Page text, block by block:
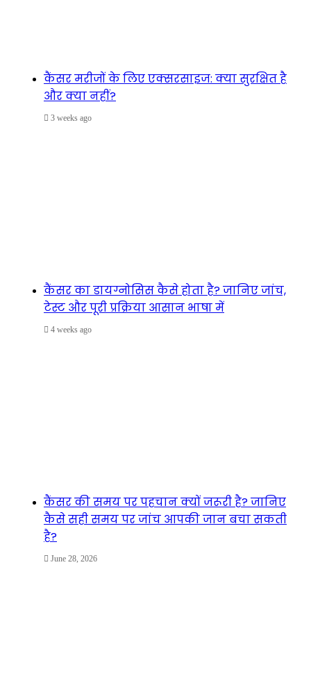
कैंसर मरीजों के लिए एक्सरसाइज: क्या सुरक्षित है
और क्या नहीं?
3 weeks ago
कैंसर का डायग्नोसिस कैसे होता है? जानिए जांच,
टेस्ट और पूरी प्रक्रिया आसान भाषा में
4 weeks ago
कैंसर की समय पर पहचान क्यों जरूरी है? जानिए
कैसे सही समय पर जांच आपकी जान बचा सकती
है?
June 28, 2026